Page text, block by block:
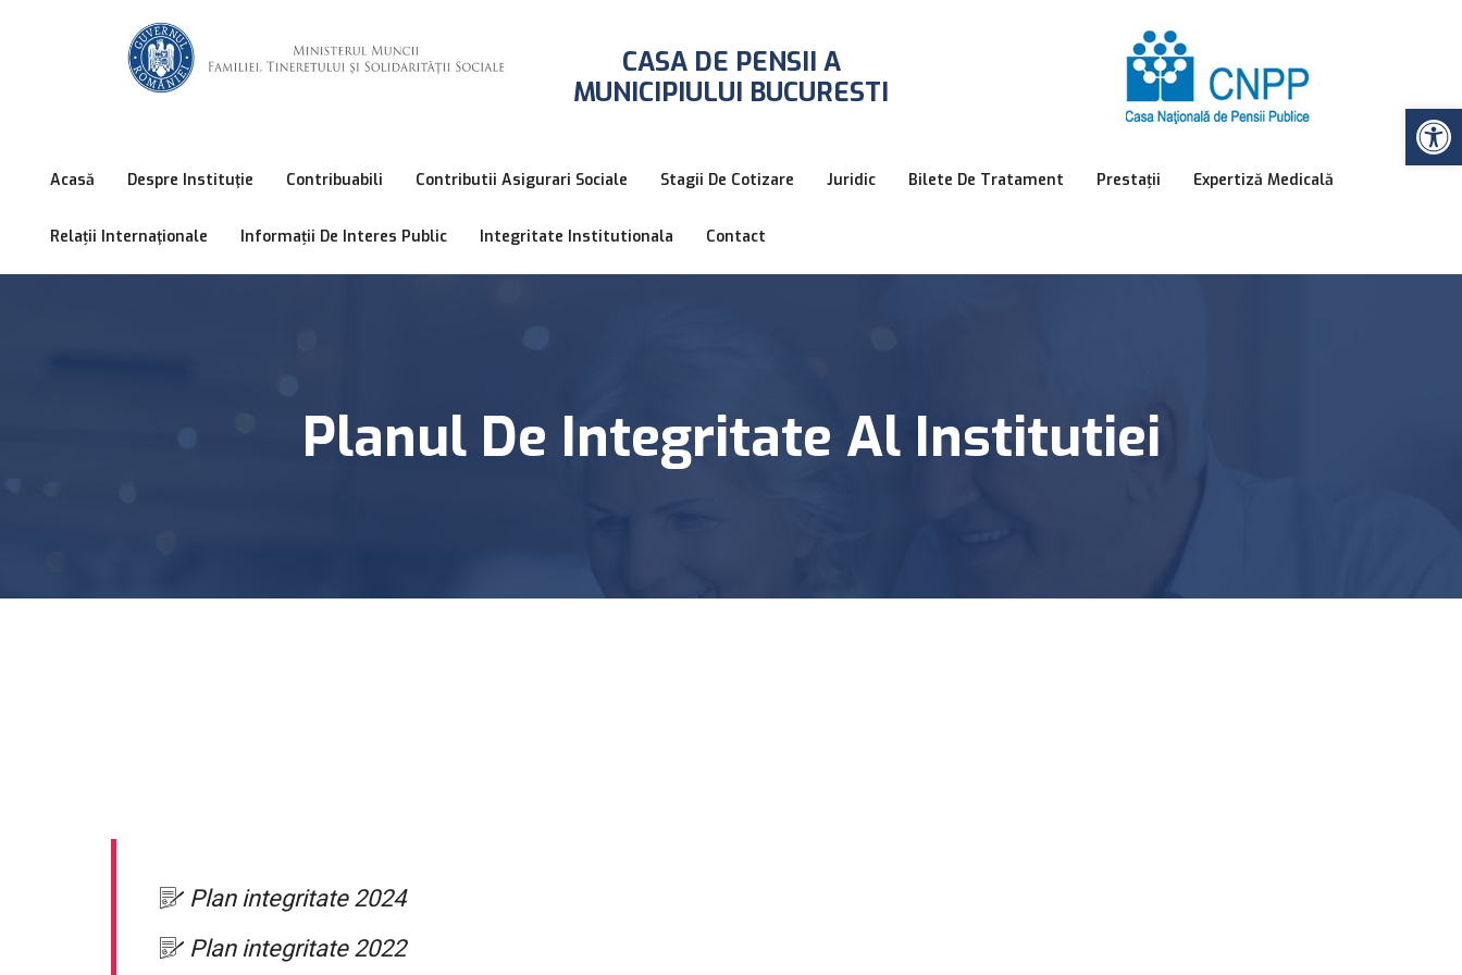
CASA DE PENSII A
MUNICIPIULUI BUCURESTI
Acasă Despre Instituţie Contribuabili Contributii Asigurari Sociale Stagii De Cotizare Juridic Bilete De Tratament Prestații Expertiză Medicală
Relații Internaţionale Informații De Interes Public Integritate Institutionala Contact
Planul De Integritate Al Institutiei
Plan integritate 2024
Plan integritate 2022